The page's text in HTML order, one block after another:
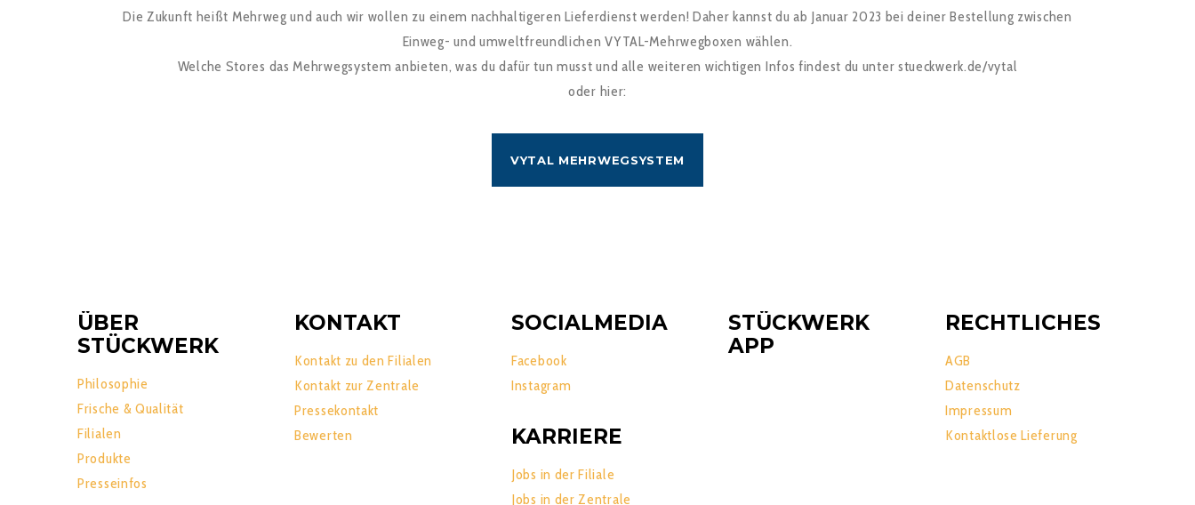
Die Zukunft heißt Mehrweg und auch wir wollen zu einem nachhaltigeren Lieferdienst werden! Daher kannst du ab Januar 2023 bei deiner Bestellung zwischen
Einweg- und umweltfreundlichen VYTAL-Mehrwegboxen wählen.
Welche Stores das Mehrwegsystem anbieten, was du dafür tun musst und alle weiteren wichtigen Infos findest du unter stueckwerk.de/vytal
oder hier:
VYTAL MEHRWEGSYSTEM
ÜBER
STÜCKWERK
Philosophie
Frische & Qualität
Filialen
Produkte
Presseinfos
KONTAKT
Kontakt zu den Filialen
Kontakt zur Zentrale
Pressekontakt
Bewerten
SOCIALMEDIA
Facebook
Instagram
KARRIERE
Jobs in der Filiale
Jobs in der Zentrale
STÜCKWERK
APP
RECHTLICHES
AGB
Datenschutz
Impressum
Kontaktlose Lieferung